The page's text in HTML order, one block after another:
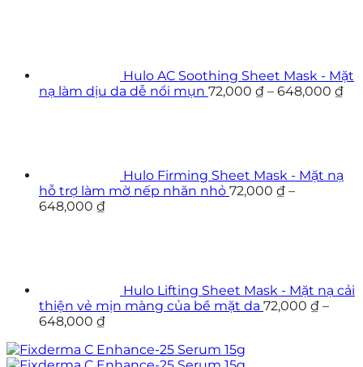
Hulo AC Soothing Sheet Mask - Mặt
nạ làm dịu da dễ nổi mụn 72,000 ₫ – 648,000 ₫
Hulo Firming Sheet Mask - Mặt nạ
hỗ trợ làm mờ nếp nhăn nhỏ 72,000 ₫ –
648,000 ₫
Hulo Lifting Sheet Mask - Mặt nạ cải
thiện vẻ mịn màng của bề mặt da 72,000 ₫ –
648,000 ₫